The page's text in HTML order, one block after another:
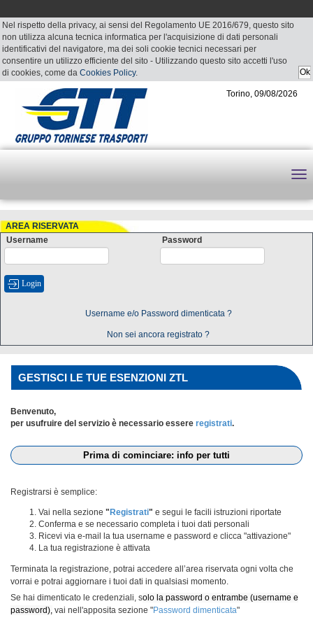
Nel rispetto della privacy, ai sensi del Regolamento UE 2016/679, questo sito
non utilizza alcuna tecnica informatica per l'acquisizione di dati personali
identificativi del navigatore, ma dei soli cookie tecnici necessari per
consentire un utilizzo efficiente del sito - Utilizzando questo sito accetti l'uso
di cookies, come da Cookies Policy.
Torino, 09/08/2026
AREA RISERVATA
Username
Password
Username e/o Password dimenticata ?
Non sei ancora registrato ?
GESTISCI LE TUE ESENZIONI ZTL
Benvenuto,
per usufruire del servizio è necessario essere registrati.
Prima di cominciare: info per tutti
Registrarsi è semplice:
Vai nella sezione " Registrati" e segui le facili istruzioni riportate
Conferma e se necessario completa i tuoi dati personali
Ricevi via e-mail la tua username e password e clicca "attivazione"
La tua registrazione è attivata
Terminata la registrazione, potrai accedere all’area riservata ogni volta che
vorrai e potrai aggiornare i tuoi dati in qualsiasi momento.
Se hai dimenticato le credenziali, solo la password o entrambe (username e
password), vai nell'apposita sezione "Password dimenticata"